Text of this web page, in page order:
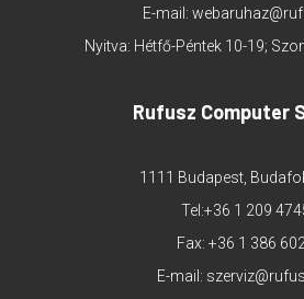
E-mail:
Nyitva: Hétfő-Péntek 10-19;
Rufusz Computer
1111 Budapest,
Tel:+36 1 209
Fax: +36 1 386
E-mail: